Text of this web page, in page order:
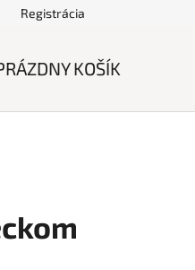
Registrácia
KOŠÍK